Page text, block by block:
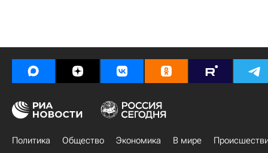
Политика Общество Экономика В мире